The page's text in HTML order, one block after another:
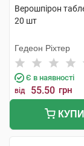
Верошпірон
20 шт
Гедеон Ріхтер
Є в наявності
від 55.50 грн